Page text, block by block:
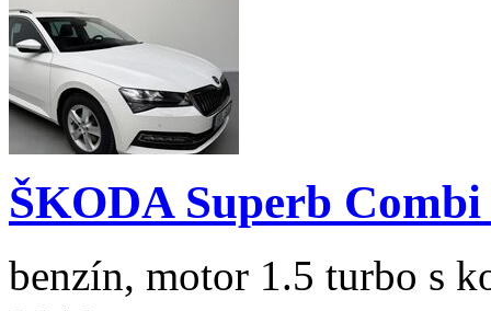
ŠKODA Superb
benzín, motor 1.5 turbo s